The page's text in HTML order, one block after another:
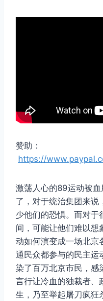
赞助：
https://
激荡人心的89运动被
了，对于统治集团来
少他们的恐惧。而对
间，可能让他们难以想
动如何演变成一场北京
通民众都参与的民主运
染了百万北京市民，感
言行让冷血的独裁者、
生，乃至举起屠刀疯狂